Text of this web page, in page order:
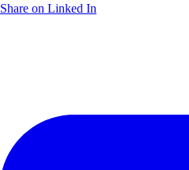
Share on Linked In